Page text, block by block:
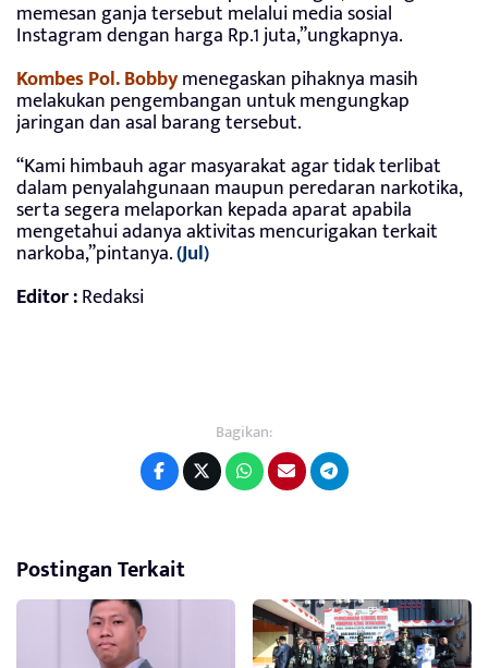
memesan ganja tersebut melalui media sosial
Instagram dengan harga Rp.1 juta,”ungkapnya.
Kombes Pol. Bobbymenegaskan pihaknya masih
melakukan pengembangan untuk mengungkap
jaringan dan asal barang tersebut.
“Kami himbauh agar masyarakat agar tidak terlibat
dalam penyalahgunaan maupun peredaran narkotika,
serta segera melaporkan kepada aparat apabila
mengetahui adanya aktivitas mencurigakan terkait
narkoba,”pintanya.(Jul)
Editor :Redaksi
Bagikan:
Postingan Terkait